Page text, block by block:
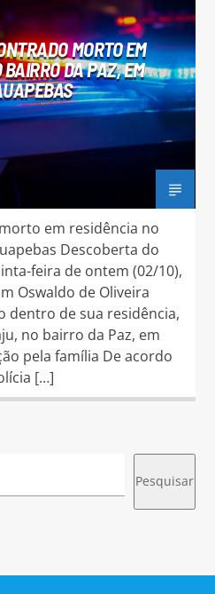
MORTO EM
DA PAZ, EM
em residência no
Descoberta do
feira de ontem (02/10),
Oswaldo de Oliveira
dentro de sua residência,
no bairro da Paz, em
pela família De acordo
[…]
Pesquisar